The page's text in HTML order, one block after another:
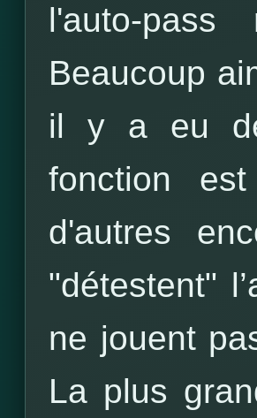
l'auto-
Beaucoup
il y a eu
fonction
d'autres
"détestent"
ne jouent
La plus